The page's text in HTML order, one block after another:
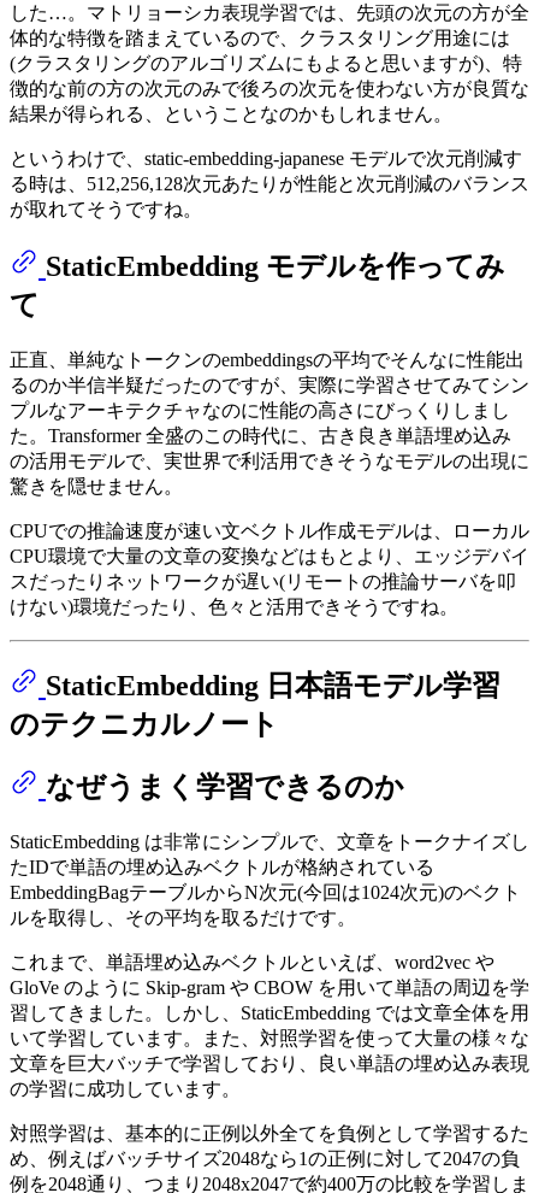
した…。マトリョーシカ表現学習では、先頭の次元の方が全
体的な特徴を踏まえているので、クラスタリング用途には
(クラスタリングのアルゴリズムにもよると思いますが)、特
徴的な前の方の次元のみで後ろの次元を使わない方が良質な
結果が得られる、ということなのかもしれません。
というわけで、static-embedding-japanese モデルで次元削減す
る時は、512,256,128次元あたりが性能と次元削減のバランス
が取れてそうですね。
StaticEmbedding モデルを作ってみ
て
正直、単純なトークンのembeddingsの平均でそんなに性能出
るのか半信半疑だったのですが、実際に学習させてみてシン
プルなアーキテクチャなのに性能の高さにびっくりしまし
た。Transformer 全盛のこの時代に、古き良き単語埋め込み
の活用モデルで、実世界で利活用できそうなモデルの出現に
驚きを隠せません。
CPUでの推論速度が速い文ベクトル作成モデルは、ローカル
CPU環境で大量の文章の変換などはもとより、エッジデバイ
スだったりネットワークが遅い(リモートの推論サーバを叩
けない)環境だったり、色々と活用できそうですね。
StaticEmbedding 日本語モデル学習
のテクニカルノート
なぜうまく学習できるのか
StaticEmbedding は非常にシンプルで、文章をトークナイズし
たIDで単語の埋め込みベクトルが格納されている
EmbeddingBagテーブルからN次元(今回は1024次元)のベクト
ルを取得し、その平均を取るだけです。
これまで、単語埋め込みベクトルといえば、word2vec や
GloVe のように Skip-gram や CBOW を用いて単語の周辺を学
習してきました。しかし、StaticEmbedding では文章全体を用
いて学習しています。また、対照学習を使って大量の様々な
文章を巨大バッチで学習しており、良い単語の埋め込み表現
の学習に成功しています。
対照学習は、基本的に正例以外全てを負例として学習するた
め、例えばバッチサイズ2048なら1の正例に対して2047の負
例を2048通り、つまり2048x2047で約400万の比較を学習しま